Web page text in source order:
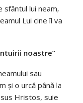
lui neam,
Lui cine îl va
noastre”
sau
şi o urcă până la
Hristos, suie